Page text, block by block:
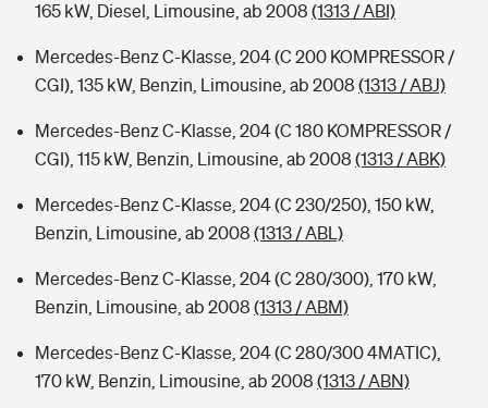
165 kW, Diesel, Limousine, ab 2008 (1313 / ABI)
Mercedes-Benz C-Klasse, 204 (C 200 KOMPRESSOR /
CGI), 135 kW, Benzin, Limousine, ab 2008 (1313 / ABJ)
Mercedes-Benz C-Klasse, 204 (C 180 KOMPRESSOR /
CGI), 115 kW, Benzin, Limousine, ab 2008 (1313 / ABK)
Mercedes-Benz C-Klasse, 204 (C 230/250), 150 kW,
Benzin, Limousine, ab 2008 (1313 / ABL)
Mercedes-Benz C-Klasse, 204 (C 280/300), 170 kW,
Benzin, Limousine, ab 2008 (1313 / ABM)
Mercedes-Benz C-Klasse, 204 (C 280/300 4MATIC),
170 kW, Benzin, Limousine, ab 2008 (1313 / ABN)